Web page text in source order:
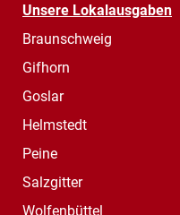
Unsere Lokalausgaben
Braunschweig
Gifhorn
Goslar
Helmstedt
Peine
Salzgitter
Wolfenbüttel